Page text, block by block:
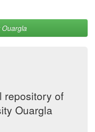
Ouargla
repository of
Ouargla